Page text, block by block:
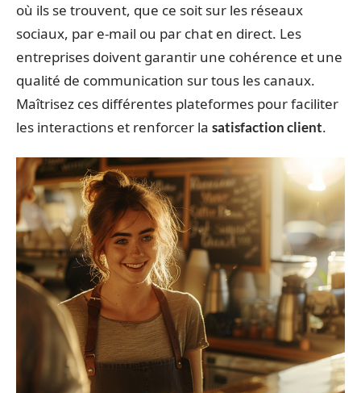
où ils se trouvent, que ce soit sur les réseaux
sociaux, par e-mail ou par chat en direct. Les
entreprises doivent garantir une cohérence et une
qualité de communication sur tous les canaux.
Maîtrisez ces différentes plateformes pour faciliter
les interactions et renforcer la satisfaction client.